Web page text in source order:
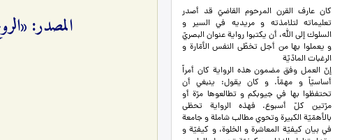
كان عارف القرن المرحوم القاضيّ قد أصدر
تعليماته لتلامذته و مريديه في السير و
السلوك إلى الله، أن يكتبوا رواية عنوان البصريّ
و يعملوا بها من أجل تخطّى النفس الأمّارة و
الرغبات المادّيّة
إنّ العمل وفق مضمون هذه الرواية كان أمراً
أساسيّاً و مهمّاً. و كان يقول: ينبغي أن
تحتفظوا بها في جيوبكم و تطالعوها مرّة أو
مرّتين كلّ أسبوع. فهذه الرواية تحظى
بالأهمّيّة الكبيرة وتحوي مطالب شاملة و جامعة
في بيان كيفيّة المعاشرة و الخلوة، و كيفيّة و
المصدر: